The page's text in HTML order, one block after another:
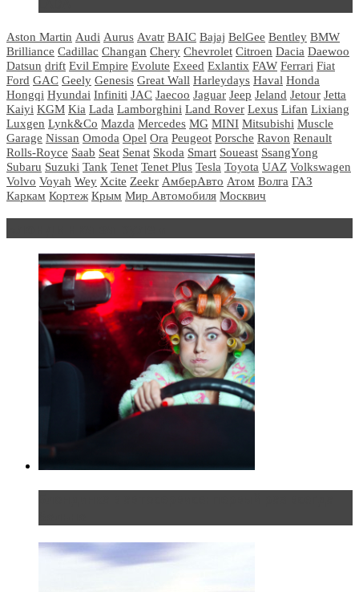
Aston Martin Audi Aurus Avatr BAIC Bajaj BelGee Bentley BMW
Brilliance Cadillac Changan Chery Chevrolet Citroen Dacia Daewoo
Datsun drift Evil Empire Evolute Exeed Exlantix FAW Ferrari Fiat
Ford GAC Geely Genesis Great Wall Harleydays Haval Honda
Hongqi Hyundai Infiniti JAC Jaecoo Jaguar Jeep Jeland Jetour Jetta
Kaiyi KGM Kia Lada Lamborghini Land Rover Lexus Lifan Lixiang
Luxgen Lynk&Co Mazda Mercedes MG MINI Mitsubishi Muscle
Garage Nissan Omoda Opel Ora Peugeot Porsche Ravon Renault
Rolls-Royce Saab Seat Senat Skoda Smart Soueast SsangYong
Subaru Suzuki Tank Tenet Tenet Plus Tesla Toyota UAZ Volkswagen
Volvo Voyah Wey Xcite Zeekr АмберАвто Атом Волга ГАЗ
Каркам Кортеж Крым Мир Автомобиля Москвич